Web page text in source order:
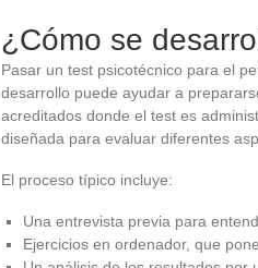
¿Cómo se
Pasar un test psicotécnico para el
desarrollo puede ayudar a
acreditados donde el test es
diseñada para evaluar diferentes
El proceso típico incluye:
Una entrevista previa para
Ejercicios en ordenador, que